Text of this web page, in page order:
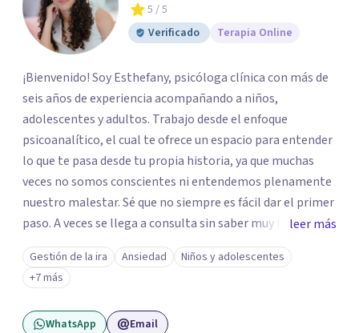
5 / 5
Verificado
Terapia Online
¡Bienvenido! Soy Esthefany, psicóloga clínica con más de
seis años de experiencia acompañando a niños,
adolescentes y adultos. Trabajo desde el enfoque
psicoanalítico, el cual te ofrece un espacio para entender
lo que te pasa desde tu propia historia, ya que muchas
veces no somos conscientes ni entendemos plenamente
nuestro malestar. Sé que no siempre es fácil dar el primer
paso. A veces se llega a consulta sin saber muy bien qué
decir, o sintiendo que algo no anda bien pero sin poder
nombrarlo. Mi intención es acompañarte en ese proceso,
sin juicios y a tu propio ritmo, para que lo que hoy te pesa
pueda pensarse y transformarse.
leer más
Gestión de la ira Ansiedad
Niños y adolescentes
+7 más
WhatsApp Email